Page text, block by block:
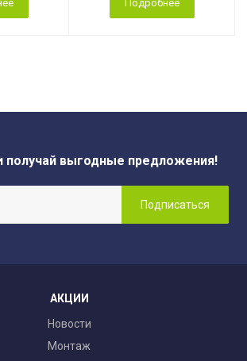
Подробнее
получай выгодные предложения!
АКЦИИ
Новости
Монтаж